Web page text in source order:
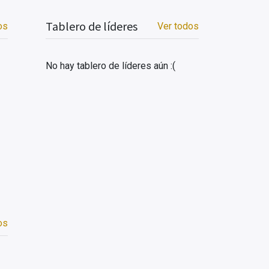
Ver todos
Tablero de líderes
No hay tablero de líderes aún :(